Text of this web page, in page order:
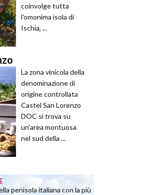
coinvolge tutta
l'omonima isola di
Ischia, ...
La zona vinicola della
denominazione di
origine controllata
Castel San Lorenzo
DOC si trova su
un'area montuosa
nel sud della ...
penisola italiana con la più